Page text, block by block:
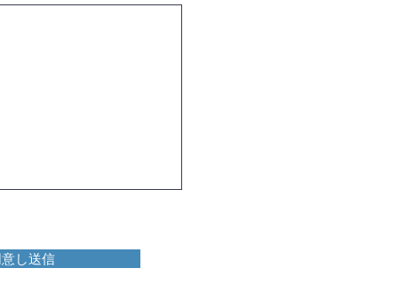
し送信